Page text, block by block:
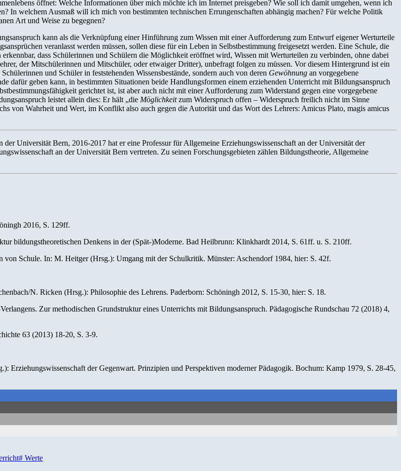
öffnet: Welche Informationen über mich möchte ich im Internet preisgeben? Wie soll ich damit umgehen, wenn ich
In welchem Ausmaß will ich mich von bestimmten technischen Errungenschaften abhängig machen? Für welche Politik
Art und Weise zu begegnen?
kann als die Verknüpfung einer Hinführung zum Wissen mit einer Aufforderung zum Entwurf eigener Werturteile
veranlasst werden müssen, sollen diese für ein Leben in Selbstbestimmung freigesetzt werden. Eine Schule, die
dass Schülerinnen und Schülern die Möglichkeit eröffnet wird, Wissen mit Werturteilen zu verbinden, ohne dabei
der Mitschülerinnen und Mitschüler, oder etwaiger Dritter), unbefragt folgen zu müssen. Vor diesem Hintergrund ist ein
Schülerinnen und Schüler in feststehenden Wissensbestände, sondern auch von deren Gewöhnung an vorgegebene
dafür geben kann, in bestimmten Situationen beide Handlungsformen einem erziehenden Unterricht mit Bildungsanspruch
gerichtet ist, ist aber auch nicht mit einer Aufforderung zum Widerstand gegen eine vorgegebene
leistet allein dies: Er hält „die Möglichkeitzum Widerspruch offen – Widerspruch freilich nicht im Sinne
von Wahrheit und Wert, im Konflikt also auch gegen die Autorität und das Wort des Lehrers: Amicus Plato, magis amicus
Universität Bern, 2016-2017 hat er eine Professur für Allgemeine Erziehungswissenschaft an der Universität der
an der Universität Bern vertreten. Zu seinen Forschungsgebieten zählen Bildungstheorie, Allgemeine
2016, S. 129ff.
bildungstheoretischen Denkens in der (Spät-)Moderne. Bad Heilbrunn: Klinkhardt 2014, S. 61ff. u. S. 210ff.
Schule. In: M. Heitger (Hrsg.): Umgang mit der Schulkritik. Münster: Aschendorf 1984, hier: S. 42f.
N. Ricken (Hrsg.): Philosophie des Lehrens. Paderborn: Schöningh 2012, S. 15-30, hier: S. 18.
Zur methodischen Grundstruktur eines Unterrichts mit Bildungsanspruch. Pädagogische Rundschau 72 (2018) 4,
63 (2013) 18-20, S. 3-9.
Erziehungswissenschaft der Gegenwart. Prinzipien und Perspektiven moderner Pädagogik. Bochum: Kamp 1979, S. 28-45,
# Werte